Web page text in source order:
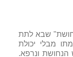
שבא לתת
מבלי יכולת
ונרפא.